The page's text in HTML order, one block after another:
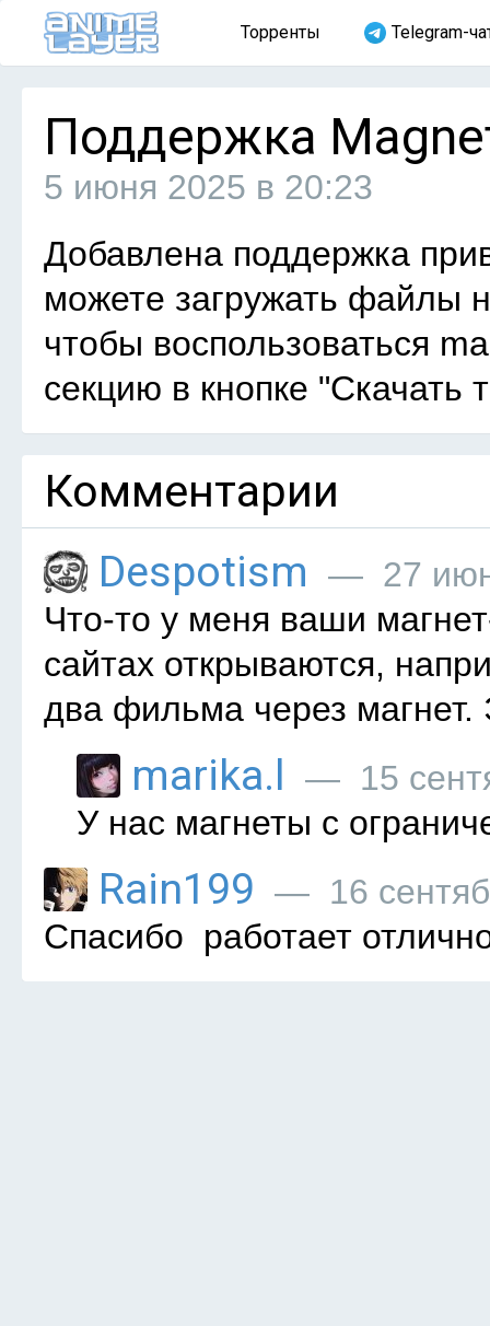
Торренты Telegram-
Поддержка
5 июня 2025 в 20:23
Добавлена поддержка
можете загружать файлы
чтобы воспользоваться
секцию в кнопке "Скачать
Комментарии
Despotism — 27
Что-то у меня ваши
сайтах открываютcя,
два фильма через
marika.l — 15
У нас магнеты с
Rain199 — 16
Спасибо ️ работает